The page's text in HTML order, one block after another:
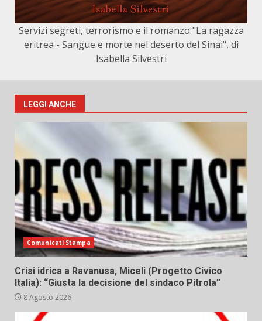
Servizi segreti, terrorismo e il romanzo "La ragazza
eritrea - Sangue e morte nel deserto del Sinai", di
Isabella Silvestri
LEGGI ANCHE
Comunicati Stampa
Crisi idrica a Ravanusa, Miceli (Progetto Civico
Italia): “Giusta la decisione del sindaco Pitrola”
8 Agosto 2026